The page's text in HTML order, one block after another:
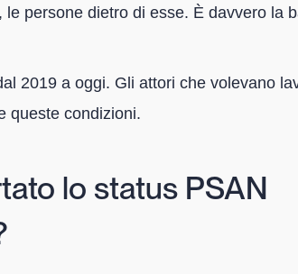
persone dietro di esse. È davvero la
2019 a oggi. Gli attori che volevano
queste condizioni.
lo status PSAN